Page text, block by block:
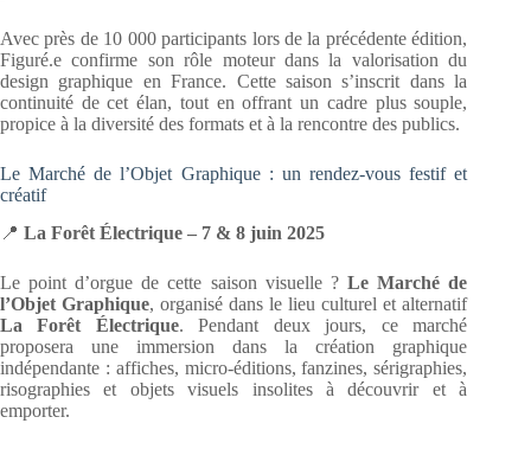
Avec près de 10 000 participants lors de la précédente édition,
Figuré.e confirme son rôle moteur dans la valorisation du
design graphique en France. Cette saison s’inscrit dans la
continuité de cet élan, tout en offrant un cadre plus souple,
propice à la diversité des formats et à la rencontre des publics.
Le Marché de l’Objet Graphique : un rendez-vous festif et
créatif
📍 La Forêt Électrique – 7 & 8 juin 2025
Le point d’orgue de cette saison visuelle ? Le Marché de
l’Objet Graphique, organisé dans le lieu culturel et alternatif
La Forêt Électrique. Pendant deux jours, ce marché
proposera une immersion dans la création graphique
indépendante : affiches, micro-éditions, fanzines, sérigraphies,
risographies et objets visuels insolites à découvrir et à
emporter.